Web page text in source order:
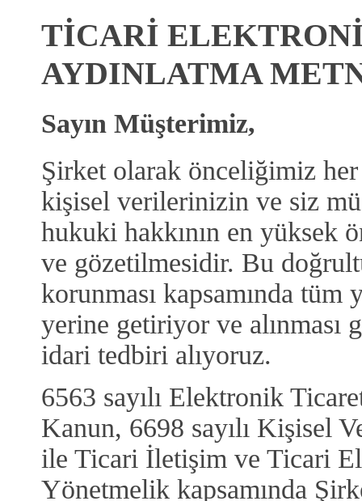
TİCARİ
AYDINLATMA
Sayın Müşterimiz,
Şirket olarak önceliğimiz her
kişisel verilerinizin ve siz
hukuki hakkının en yüksek
ve gözetilmesidir. Bu
korunması kapsamında
yerine getiriyor ve alınması
idari tedbiri alıyoruz.
6563 sayılı Elektronik
Kanun, 6698 sayılı Kişisel
ile Ticari İletişim ve Ticari
Yönetmelik kapsamında